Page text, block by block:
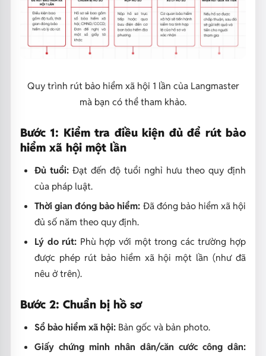
Quy trình rút bảo hiểm xã hội 1 lần của Langmaster
mà bạn có thể tham khảo.
Bước 1: Kiểm tra điều kiện đủ để rút bảo
hiểm xã hội một lần
Đủ tuổi:Đạt đến độ tuổi nghỉ hưu theo quy định
của pháp luật.
Thời gian đóng bảo hiểm: Đã đóng bảo hiểm xã hội
đủ số năm theo quy định.
Lý do rút: Phù hợp với một trong các trường hợp
được phép rút bảo hiểm xã hội một lần (như đã
nêu ở trên).
Bước 2: Chuẩn bị hồ sơ
Sổ bảo hiểm xã hội:Bản gốc và bản photo.
Giấy chứng minh nhân dân/căn cước công dân: